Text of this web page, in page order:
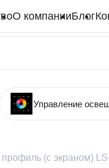
О компанииБлог
Управление
(с экраном)